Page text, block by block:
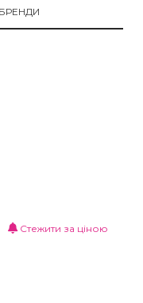
БРЕНДИ
Стежити за ціною